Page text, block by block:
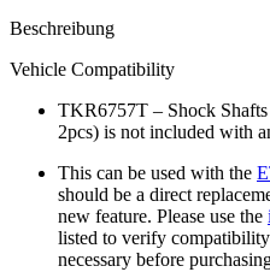
Beschreibung
Vehicle Compatibility
TKR6757T – Shock
2pcs) is not included with
This can be used with the
should be a direct
new feature. Please use the
listed to verify
necessary before